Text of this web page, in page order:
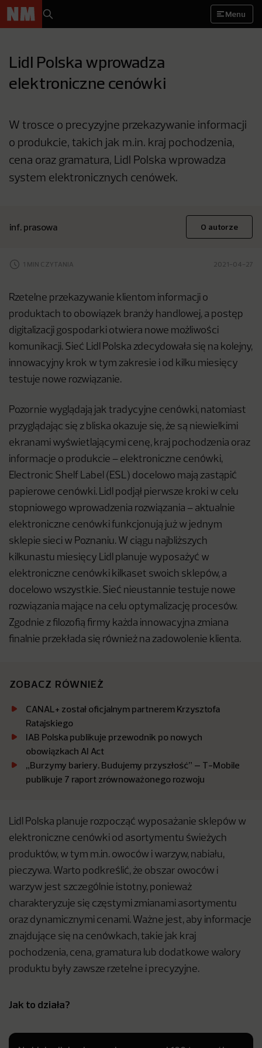
Menu
Lidl Polska wprowadza
elektroniczne cenówki
W trosce o precyzyjne przekazywanie informacji
o produkcie, takich jak m.in. kraj pochodzenia,
cena oraz gramatura, Lidl Polska wprowadza
system elektronicznych cenówek.
inf. prasowa O autorze
1 MIN CZYTANIA 2021-04-27
Rzetelne przekazywanie klientom informacji o
produktach to obowiązek branży handlowej, a postęp
digitalizacji gospodarki otwiera nowe możliwości
komunikacji. Sieć Lidl Polska zdecydowała się na kolejny,
innowacyjny krok w tym zakresie i od kilku miesięcy
testuje nowe rozwiązanie.
Pozornie wyglądają jak tradycyjne cenówki, natomiast
przyglądając się z bliska okazuje się, że są niewielkimi
ekranami wyświetlającymi cenę, kraj pochodzenia oraz
informacje o produkcie – elektroniczne cenówki,
Electronic Shelf Label (ESL) docelowo mają zastąpić
papierowe cenówki. Lidl podjął pierwsze kroki w celu
stopniowego wprowadzenia rozwiązania – aktualnie
elektroniczne cenówki funkcjonują już w jednym
sklepie sieci w Poznaniu. W ciągu najbliższych
kilkunastu miesięcy Lidl planuje wyposażyć w
elektroniczne cenówki kilkaset swoich sklepów, a
docelowo wszystkie. Sieć nieustannie testuje nowe
rozwiązania mające na celu optymalizację procesów.
Zgodnie z filozofią firmy każda innowacyjna zmiana
finalnie przekłada się również na zadowolenie klienta.
ZOBACZ RÓWNIEŻ
CANAL+ został oficjalnym partnerem Krzysztofa
Ratajskiego
IAB Polska publikuje przewodnik po nowych
obowiązkach AI Act
„Burzymy bariery. Budujemy przyszłość” – T-Mobile
publikuje 7 raport zrównoważonego rozwoju
Lidl Polska planuje rozpocząć wyposażanie sklepów w
elektroniczne cenówki od asortymentu świeżych
produktów, w tym m.in. owoców i warzyw, nabiału,
pieczywa. Warto podkreślić, że obszar owoców i
warzyw jest szczególnie istotny, ponieważ
charakteryzuje się częstymi zmianami asortymentu
oraz dynamicznymi cenami. Ważne jest, aby informacje
znajdujące się na cenówkach, takie jak kraj
pochodzenia, cena, gramatura lub dodatkowe walory
produktu były zawsze rzetelne i precyzyjne.
Jak to działa?